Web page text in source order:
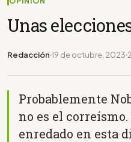
Unas
Redacción 19 de octubre, 2023
Probablemente
no es el
enredado en esta